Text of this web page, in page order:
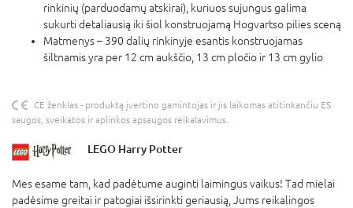
rinkinių (parduodamų atskirai), kuriuos sujungus galima
sukurti detaliausią iki šiol konstruojamą Hogvartso pilies sceną
Matmenys – 390 dalių rinkinyje esantis konstruojamas
šiltnamis yra per 12 cm aukščio, 13 cm pločio ir 13 cm gylio
CE ženklas - produktą įvertino gamintojas ir jis laikomas atitinkančiu ES
saugos, sveikatos ir aplinkos apsaugos reikalavimus.
LEGO Harry Potter
Mes esame tam, kad padėtume auginti laimingus vaikus! Tad mielai
padėsime greitai ir patogiai išsirinkti geriausią, Jums reikalingos